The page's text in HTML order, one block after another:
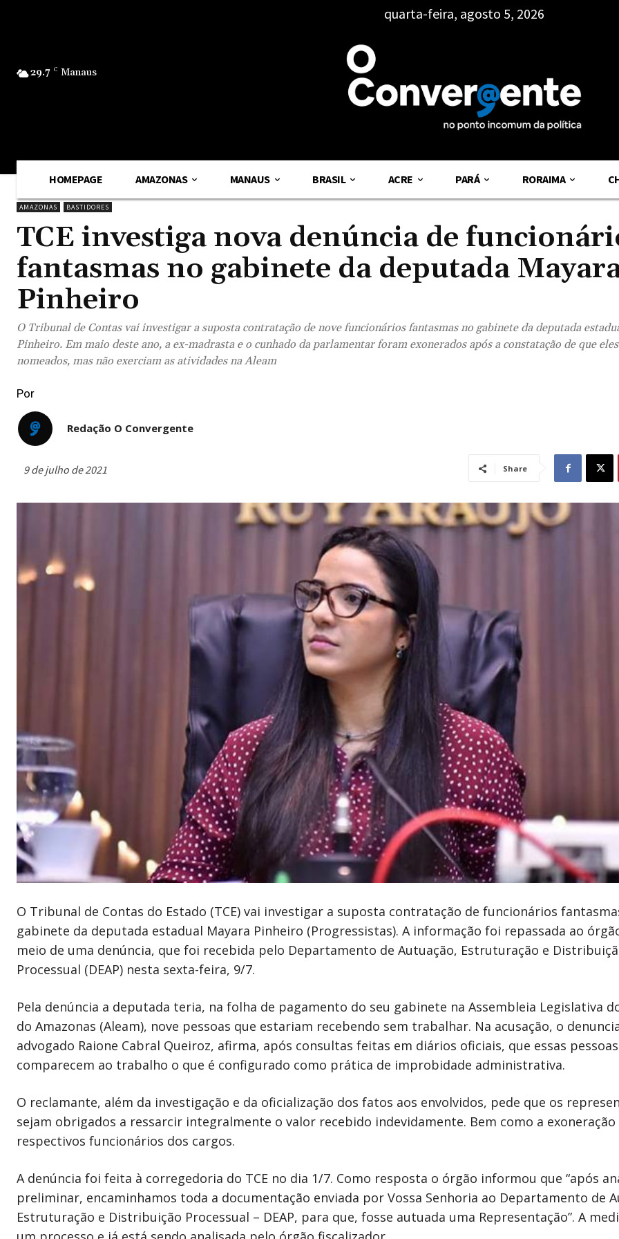
29.7 C Manaus
quarta-feira, agosto 5, 2026
HOMEPAGE AMAZONAS MANAUS BRASIL ACRE PARÁ RORAIMA
AMAZONAS BASTIDORES
TCE investiga nova denúncia de
fantasmas no gabinete da deputada
Pinheiro
O Tribunal de Contas vai investigar a suposta contratação de nove funcionários fantasmas no gabinete da deputada
Pinheiro. Em maio deste ano, a ex-madrasta e o cunhado da parlamentar foram exonerados após a constatação de que
nomeados, mas não exerciam as atividades na Aleam
Por
Redação O Convergente
9 de julho de 2021 Share
O Tribunal de Contas do Estado (TCE) vai investigar a suposta contratação de funcionários
gabinete da deputada estadual Mayara Pinheiro (Progressistas). A informação foi repassada ao
meio de uma denúncia, que foi recebida pelo Departamento de Autuação, Estruturação e
Processual (DEAP) nesta sexta-feira, 9/7.
Pela denúncia a deputada teria, na folha de pagamento do seu gabinete na Assembleia Legislativa
do Amazonas (Aleam), nove pessoas que estariam recebendo sem trabalhar. Na acusação, o
advogado Raione Cabral Queiroz, afirma, após consultas feitas em diários oficiais, que essas
comparecem ao trabalho o que é configurado como prática de improbidade administrativa.
O reclamante, além da investigação e da oficialização dos fatos aos envolvidos, pede que os
sejam obrigados a ressarcir integralmente o valor recebido indevidamente. Bem como a exoneração
respectivos funcionários dos cargos.
A denúncia foi feita à corregedoria do TCE no dia 1/7. Como resposta o órgão informou que “após
preliminar, encaminhamos toda a documentação enviada por Vossa Senhoria ao Departamento de
Estruturação e Distribuição Processual – DEAP, para que, fosse autuada uma Representação”. A